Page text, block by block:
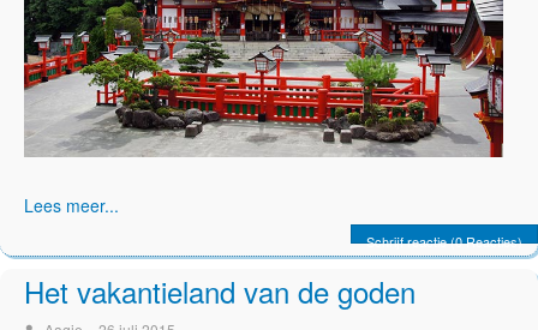
Lees meer...
Schrijf reactie (0 Reacties)
Het vakantieland van de goden